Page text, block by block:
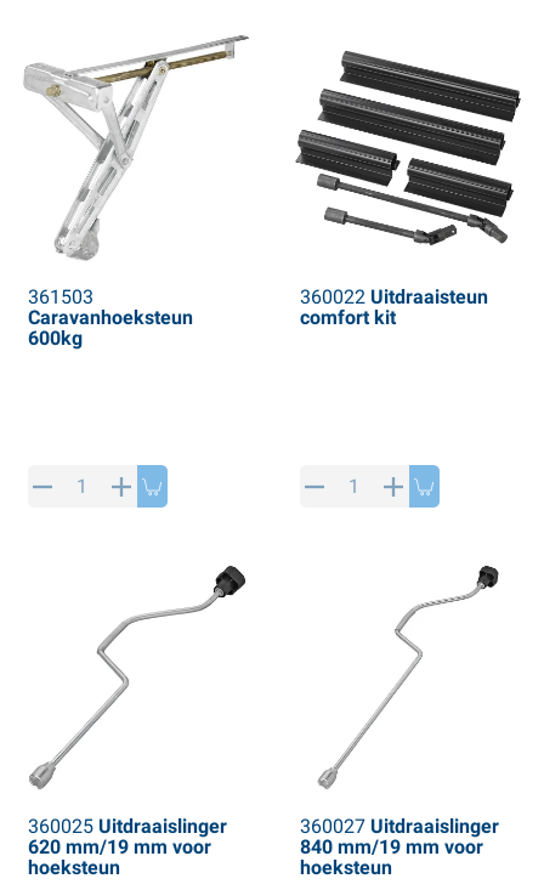
361503
Caravanhoeksteun
600kg
360022Uitdraaisteun
comfort kit
360025Uitdraaislinger
620 mm/19 mm voor
hoeksteun
360027Uitdraaislinger
840 mm/19 mm voor
hoeksteun